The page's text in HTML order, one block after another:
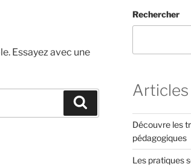
Essayez avec une
Rechercher
Découvre les
pédagogiques
Les pratiques